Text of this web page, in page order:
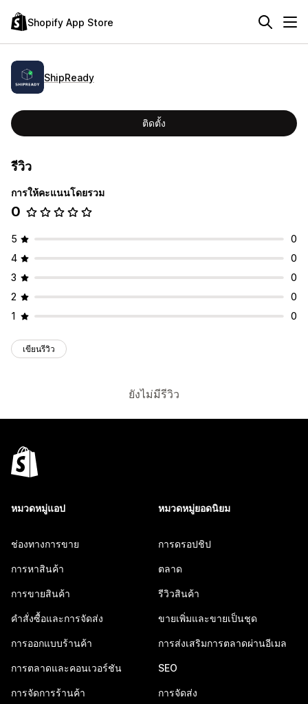
Shopify App Store
ShipReady
ติดตั้ง
รีวิว
การให้คะแนนโดยรวม
0
5
0
4
0
3
0
2
0
1
0
เขียนรีวิว
ยังไม่มีรีวิว
หมวดหมู่แอป
ช่องทางการขาย
การหาสินค้า
การขายสินค้า
คำสั่งซื้อและการจัดส่ง
การออกแบบร้านค้า
การตลาดและคอนเวอร์ชัน
การจัดการร้านค้า
หมวดหมู่ยอดนิยม
การดรอปชิป
ตลาด
รีวิวสินค้า
ขายเพิ่มและขายเป็นชุด
การส่งเสริมการตลาดผ่านอีเมล
SEO
การจัดส่ง